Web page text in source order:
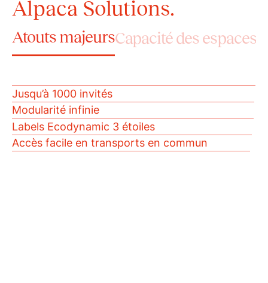
Alpaca Solutions.
Atouts majeursCapacité des espaces
Jusqu’à 1000 invités
Modularité infinie
Labels Ecodynamic 3 étoiles
Accès facile en transports en commun